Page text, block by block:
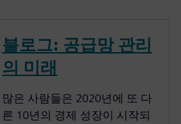
블로그: 공급망 관리
의 미래
많은 사람들은 2020년에 또 다
른 10년의 경제 성장이 시작되